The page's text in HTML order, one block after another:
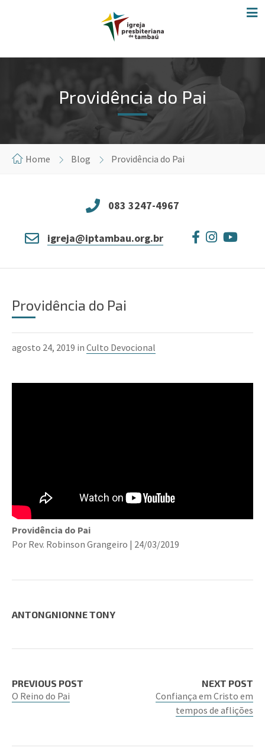
Providência do Pai
Home Blog Providência do Pai
083 3247-4967
igreja@iptambau.org.br
Providência do Pai
agosto 24, 2019 in Culto Devocional
Providência do Pai
Por Rev. Robinson Grangeiro | 24/03/2019
ANTONGNIONNE TONY
PREVIOUS POST
O Reino do Pai
NEXT POST
Confiança em Cristo em
tempos de aflições